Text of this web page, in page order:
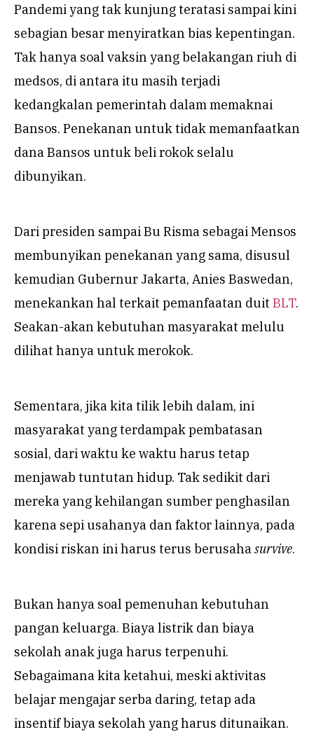
Pandemi yang tak kunjung teratasi sampai kini
sebagian besar menyiratkan bias kepentingan.
Tak hanya soal vaksin yang belakangan riuh di
medsos, di antara itu masih terjadi
kedangkalan pemerintah dalam memaknai
Bansos. Penekanan untuk tidak memanfaatkan
dana Bansos untuk beli rokok selalu
dibunyikan.
Dari presiden sampai Bu Risma sebagai Mensos
membunyikan penekanan yang sama, disusul
kemudian Gubernur Jakarta, Anies Baswedan,
menekankan hal terkait pemanfaatan duit BLT.
Seakan-akan kebutuhan masyarakat melulu
dilihat hanya untuk merokok.
Sementara, jika kita tilik lebih dalam, ini
masyarakat yang terdampak pembatasan
sosial, dari waktu ke waktu harus tetap
menjawab tuntutan hidup. Tak sedikit dari
mereka yang kehilangan sumber penghasilan
karena sepi usahanya dan faktor lainnya, pada
kondisi riskan ini harus terus berusahasurvive.
Bukan hanya soal pemenuhan kebutuhan
pangan keluarga. Biaya listrik dan biaya
sekolah anak juga harus terpenuhi.
Sebagaimana kita ketahui, meski aktivitas
belajar mengajar serba daring, tetap ada
insentif biaya sekolah yang harus ditunaikan.